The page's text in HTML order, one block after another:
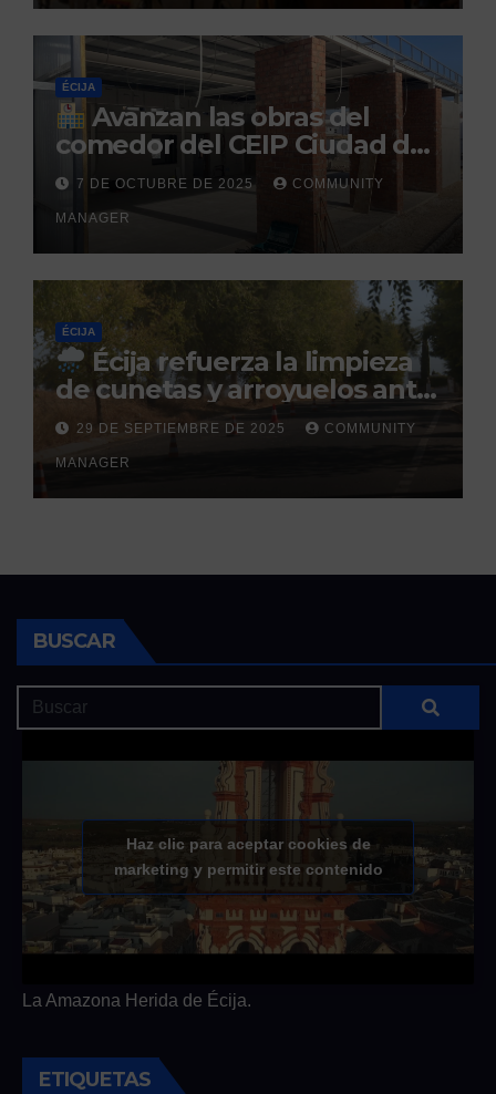
ÉCIJA
Avanzan las obras del
comedor del CEIP Ciudad del
Sol: su finalización está
prevista para finales de 2025
7 DE OCTUBRE DE 2025 COMMUNITY
MANAGER
ÉCIJA
Écija refuerza la limpieza
de cunetas y arroyuelos ante
la llegada de las lluvias
otoñales
29 DE SEPTIEMBRE DE 2025 COMMUNITY
MANAGER
BUSCAR
Haz clic para aceptar cookies de
marketing y permitir este contenido
La Amazona Herida de Écija.
ETIQUETAS